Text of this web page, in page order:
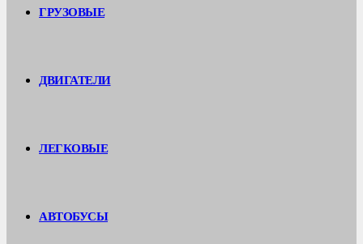
ГРУЗОВЫЕ
ДВИГАТЕЛИ
ЛЕГКОВЫЕ
АВТОБУСЫ